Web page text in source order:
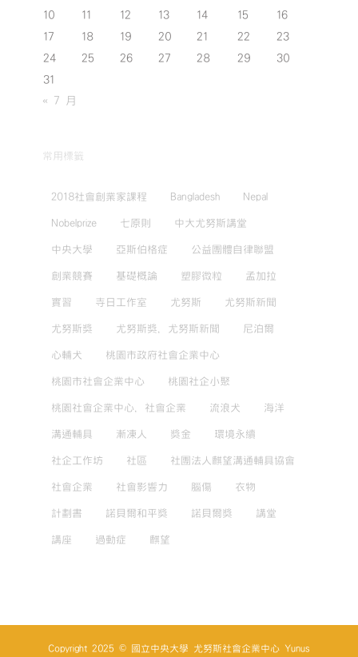
10
11 12 13 14 15
16
17
18 19 20 21 22
23
24
25 26 27 28 29
30
31
« 7 月
常用標籤
2018社會創業家課程 Bangladesh Nepal
Nobelprize 七原則 中大尤努斯講堂
中央大學 亞斯伯格症 公益團體自律聯盟
創業競賽 基礎概論 塑膠微粒 孟加拉
實習 寺日工作室 尤努斯 尤努斯新聞
尤努斯獎 尤努斯獎，尤努斯新聞 尼泊爾
心輔犬 桃園市政府社會企業中心
桃園市社會企業中心 桃園社企小聚
桃園社會企業中心，社會企業 流浪犬 海洋
溝通輔具 漸凍人 獎金 環境永續
社企工作坊 社區 社團法人麒望溝通輔具協會
社會企業 社會影響力 腦傷 衣物
計劃書 諾貝爾和平獎 諾貝爾獎 講堂
講座 過動症 麒望
Copyright 2025 © 國立中央大學 尤努斯社會企業中心 Yunus